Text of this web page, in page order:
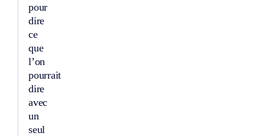
pour
dire
ce
que
l’on
pourrait
dire
avec
un
seul